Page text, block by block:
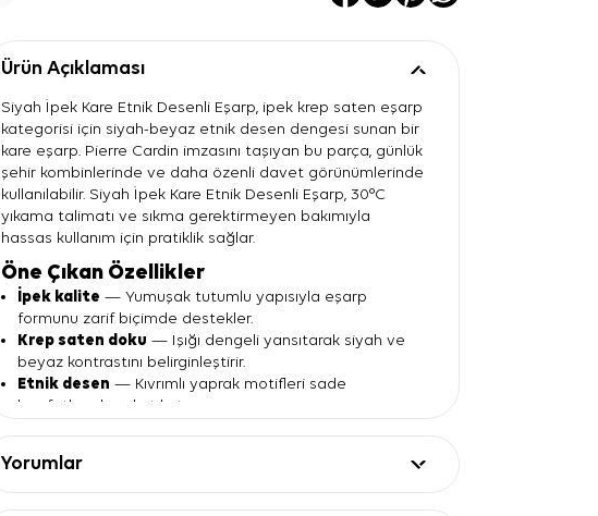
Ürün Açıklaması
Siyah İpek Kare Etnik Desenli Eşarp, ipek krep saten eşarp
kategorisi için siyah-beyaz etnik desen dengesi sunan bir
kare eşarp. Pierre Cardin imzasını taşıyan bu parça, günlük
şehir kombinlerinde ve daha özenli davet görünümlerinde
kullanılabilir. Siyah İpek Kare Etnik Desenli Eşarp, 30°C
yıkama talimatı ve sıkma gerektirmeyen bakımıyla
hassas kullanım için pratiklik sağlar.
Öne Çıkan Özellikler
İpek kalite — Yumuşak tutumlu yapısıyla eşarp
formunu zarif biçimde destekler.
Krep saten doku — Işığı dengeli yansıtarak siyah ve
beyaz kontrastını belirginleştirir.
Etnik desen — Kıvrımlı yaprak motifleri sade
kıyafetlere hareket katar.
Sıkma yapılmaz
— 30°C sonrası nazik kurutma, eşarbın
Yorumlar